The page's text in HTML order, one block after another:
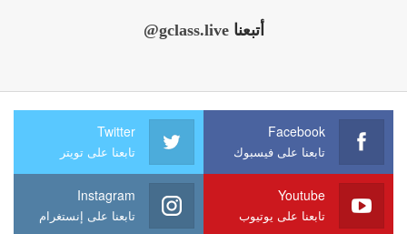
أتبعنا@gclass.live
Facebook
تابعنا على فيسبوك
Twitter
تابعنا على تويتر
Youtube
تابعنا على يوتيوب
Instagram
تابعنا على إنستغرام